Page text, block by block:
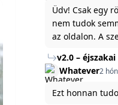
baráti
és tud várni
tartalom, amit
szeretnél,
mert ég és föld
jelenlegi
legfőképpen
Üdv! Csak egy
nem tudok
az oldalon. A
Köszönöm ha
v2.0 –
fejlesztések
Whatever2
Ezt honnan